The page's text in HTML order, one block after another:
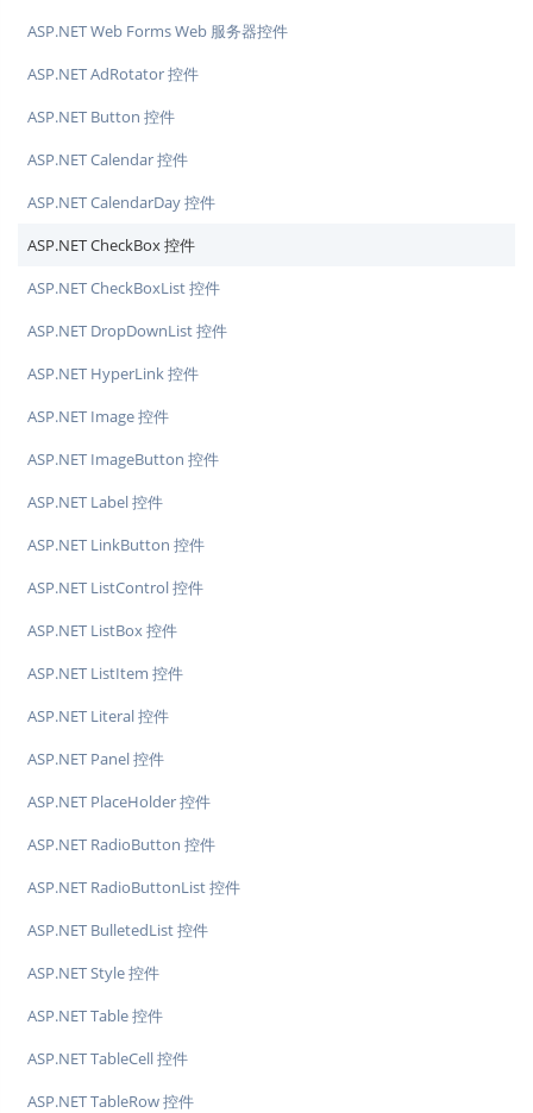
ASP.NET Web Forms Web 服务器控件
ASP.NET AdRotator 控件
ASP.NET Button 控件
ASP.NET Calendar 控件
ASP.NET CalendarDay 控件
ASP.NET CheckBox 控件
ASP.NET CheckBoxList 控件
ASP.NET DropDownList 控件
ASP.NET HyperLink 控件
ASP.NET Image 控件
ASP.NET ImageButton 控件
ASP.NET Label 控件
ASP.NET LinkButton 控件
ASP.NET ListControl 控件
ASP.NET ListBox 控件
ASP.NET ListItem 控件
ASP.NET Literal 控件
ASP.NET Panel 控件
ASP.NET PlaceHolder 控件
ASP.NET RadioButton 控件
ASP.NET RadioButtonList 控件
ASP.NET BulletedList 控件
ASP.NET Style 控件
ASP.NET Table 控件
ASP.NET TableCell 控件
ASP.NET TableRow 控件